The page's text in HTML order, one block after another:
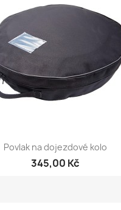
Rychlý náhled
Povlak na dojezdové kolo
345,00 Kč